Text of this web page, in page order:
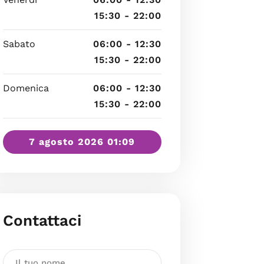
15:30 - 22:00
Sabato
06:00 - 12:30
15:30 - 22:00
Domenica
06:00 - 12:30
15:30 - 22:00
7 agosto 2026 01:09
Contattaci